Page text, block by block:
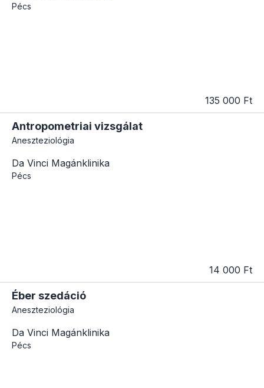
Pécs
135 000 Ft
Antropometriai vizsgálat
Aneszteziológia
Da Vinci Magánklinika
Pécs
14 000 Ft
Éber szedáció
Aneszteziológia
Da Vinci Magánklinika
Pécs